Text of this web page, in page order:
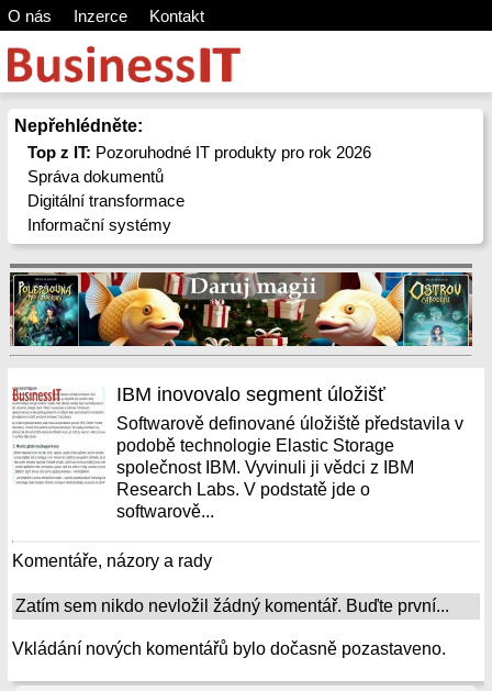
O nás Inzerce Kontakt
Nepřehlédněte:
Top z IT: Pozoruhodné IT produkty pro rok 2026
Správa dokumentů
Digitální transformace
Informační systémy
IBM inovovalo segment úložišť
Softwarově definované úložiště představila v
podobě technologie Elastic Storage
společnost IBM. Vyvinuli ji vědci z IBM
Research Labs. V podstatě jde o
softwarově...
Komentáře, názory a rady
Zatím sem nikdo nevložil žádný komentář. Buďte první...
Vkládání nových komentářů bylo dočasně pozastaveno.